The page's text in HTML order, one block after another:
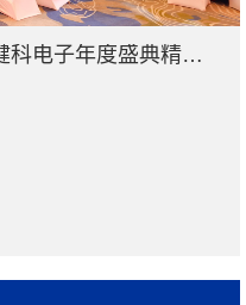
马力全开，赢战2026 —— 健科电子年度盛典精彩纷呈，新征程已启航